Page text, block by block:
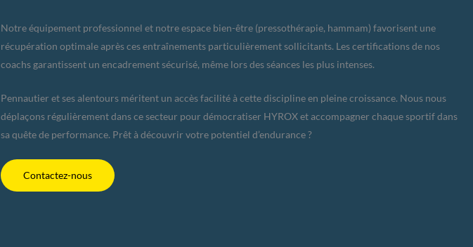
Notre équipement professionnel et notre espace bien-être (pressothérapie, hammam) favorisent une
récupération optimale après ces entraînements particulièrement sollicitants. Les certifications de nos
coachs garantissent un encadrement sécurisé, même lors des séances les plus intenses.
Pennautier et ses alentours méritent un accès facilité à cette discipline en pleine croissance. Nous nous
déplaçons régulièrement dans ce secteur pour démocratiser HYROX et accompagner chaque sportif dans
sa quête de performance. Prêt à découvrir votre potentiel d’endurance ?
Contactez-nous